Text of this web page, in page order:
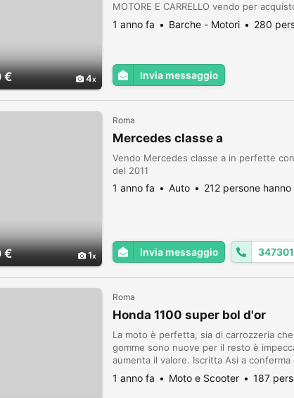
€ 4
MOTORE E CARRELLO vendo per
PERDITEMPO!!
1 anno fa Barche - Motori 280
Invia messaggio
€ 1
Roma
Mercedes classe a
Vendo Mercedes classe a in perfette
del 2011
1 anno fa Auto 212 persone
Invia messaggio
Roma
Honda 1100 super bol d'or
La moto è perfetta, sia di carrozzeria
gomme sono nuove per il resto è
aumenta il valore. Iscritta Asi a
costi irrisori, di sicuro investimento
1 anno fa Moto e Scooter 187